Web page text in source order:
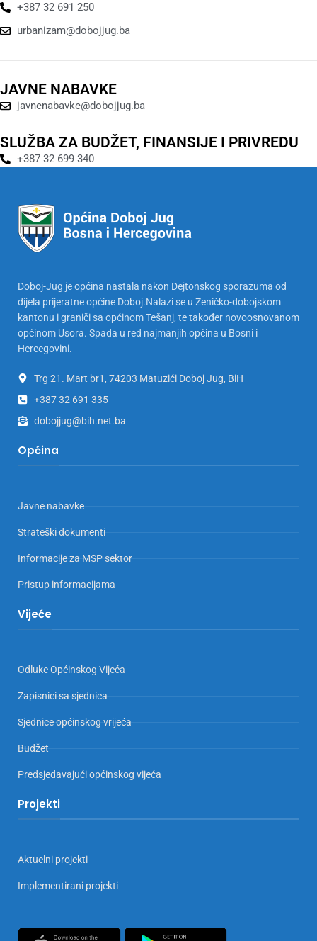
+387 32 691 250
urbanizam@dobojjug.ba
JAVNE NABAVKE
javnenabavke@dobojjug.ba
SLUŽBA ZA BUDŽET, FINANSIJE I PRIVREDU
+387 32 699 340
Doboj-Jug je općina nastala nakon Dejtonskog sporazuma od
dijela prijeratne općine Doboj.Nalazi se u Zeničko-dobojskom
kantonu i graniči sa općinom Tešanj, te također novoosnovanom
općinom Usora. Spada u red najmanjih općina u Bosni i
Hercegovini.
Trg 21. Mart br1, 74203 Matuzići Doboj Jug, BiH
+387 32 691 335
dobojjug@bih.net.ba
Općina
Javne nabavke
Strateški dokumenti
Informacije za MSP sektor
Pristup informacijama
Vijeće
Odluke Općinskog Vijeća
Zapisnici sa sjednica
Sjednice općinskog vrijeća
Budžet
Predsjedavajući općinskog vijeća
Projekti
Aktuelni projekti
Implementirani projekti